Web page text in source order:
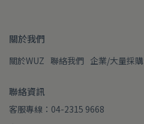
關於我們
關於WUZ 聯絡我們 企業/大量採購
聯絡資訊
客服專線：04-2315 9668